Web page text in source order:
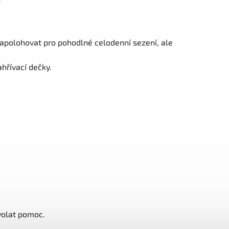
pro pohodlné celodenní sezení, ale
dečky.
pomoc.